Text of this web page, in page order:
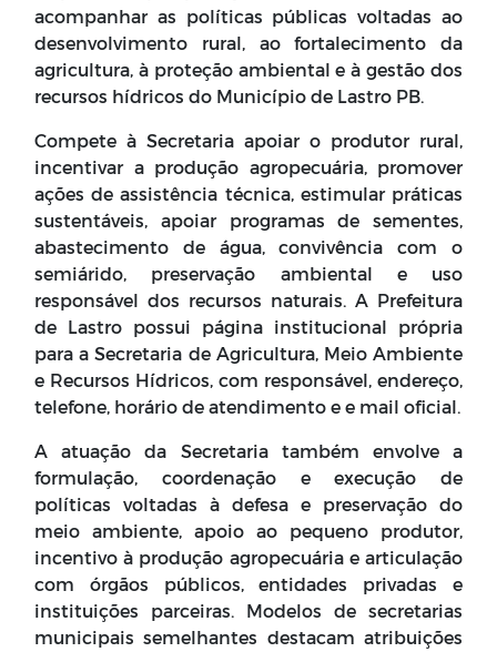
acompanhar as políticas públicas voltadas ao
desenvolvimento rural, ao fortalecimento da
agricultura, à proteção ambiental e à gestão dos
recursos hídricos do Município de Lastro PB.
Compete à Secretaria apoiar o produtor rural,
incentivar a produção agropecuária, promover
ações de assistência técnica, estimular práticas
sustentáveis, apoiar programas de sementes,
abastecimento de água, convivência com o
semiárido, preservação ambiental e uso
responsável dos recursos naturais. A Prefeitura
de Lastro possui página institucional própria
para a Secretaria de Agricultura, Meio Ambiente
e Recursos Hídricos, com responsável, endereço,
telefone, horário de atendimento e e mail oficial.
A atuação da Secretaria também envolve a
formulação, coordenação e execução de
políticas voltadas à defesa e preservação do
meio ambiente, apoio ao pequeno produtor,
incentivo à produção agropecuária e articulação
com órgãos públicos, entidades privadas e
instituições parceiras. Modelos de secretarias
municipais semelhantes destacam atribuições